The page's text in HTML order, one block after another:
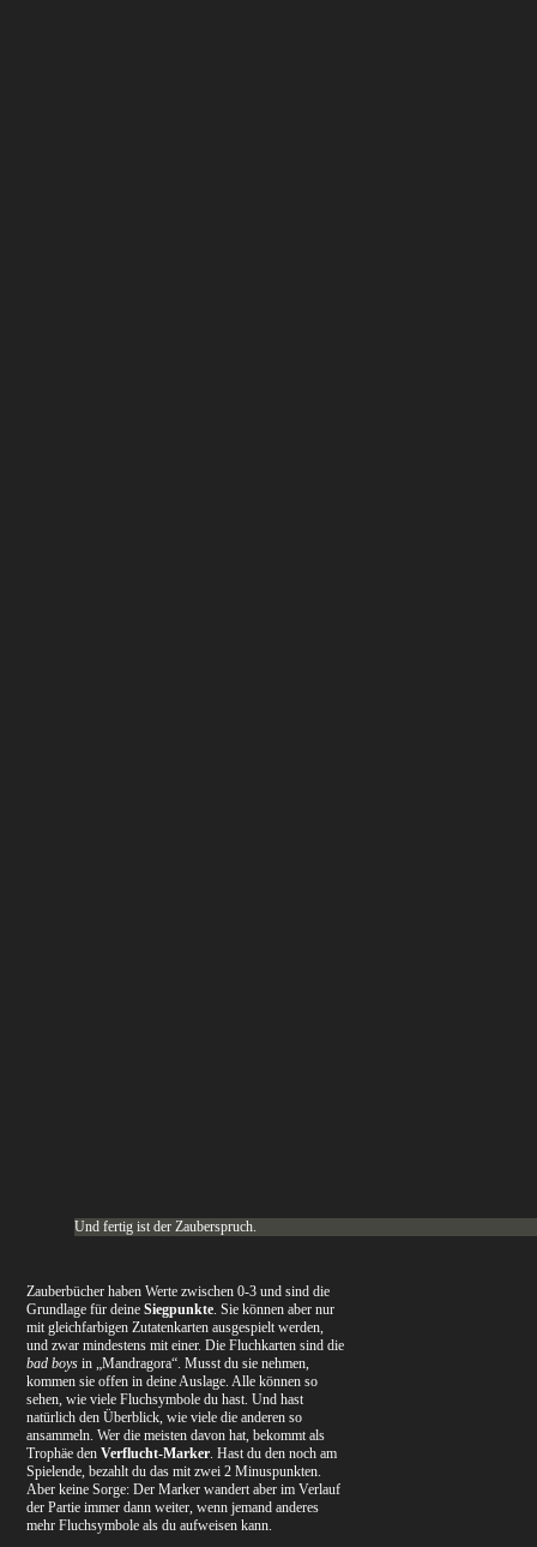
Und fertig ist der Zauberspruch.
Zauberbücher haben Werte zwischen 0-3 und sind die
Grundlage für deineSiegpunkte. Sie können aber nur
mit gleichfarbigen Zutatenkarten ausgespielt werden,
und zwar mindestens mit einer. Die Fluchkarten sind die
bad boys in „Mandragora“. Musst du sie nehmen,
kommen sie offen in deine Auslage. Alle können so
sehen, wie viele Fluchsymbole du hast. Und hast
natürlich den Überblick, wie viele die anderen so
ansammeln. Wer die meisten davon hat, bekommt als
Trophäe denVerflucht-Marker. Hast du den noch am
Spielende, bezahlt du das mit zwei 2 Minuspunkten.
Aber keine Sorge: Der Marker wandert aber im Verlauf
der Partie immer dann weiter, wenn jemand anderes
mehr Fluchsymbole als du aufweisen kann.